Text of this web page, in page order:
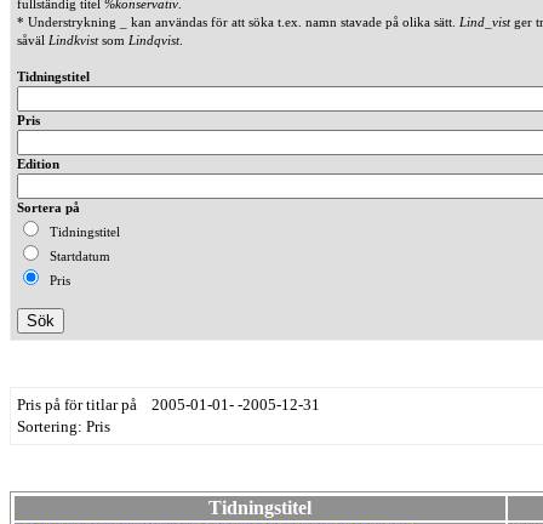
fullständig titel %konservativ
* Understrykning _ kan användas för att söka t.ex. namn stavade på olika sätt. Lind_vistger
såväl Lindkvistsom Lindqvist.
Tidningstitel
Pris
Edition
Sortera på
Tidningstitel
Startdatum
Pris
Pris på för titlar på 2005-01-01- -2005-12-31
Sortering: Pris
Tidningstitel